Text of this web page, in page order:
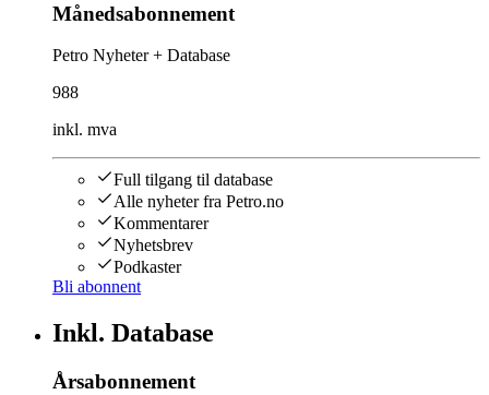
Månedsabonnement
Petro Nyheter + Database
988
inkl. mva
Full tilgang til database
Alle nyheter fra Petro.no
Kommentarer
Nyhetsbrev
Podkaster
Bli abonnent
Inkl. Database
Årsabonnement